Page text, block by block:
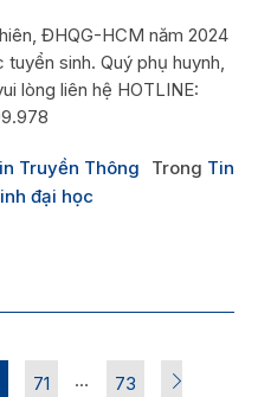
ĐHQG-HCM năm 2024
sinh. Quý phụ huynh,
lòng liên hệ HOTLINE:
Truyền Thông Trong Tin
đại học
71 … 73